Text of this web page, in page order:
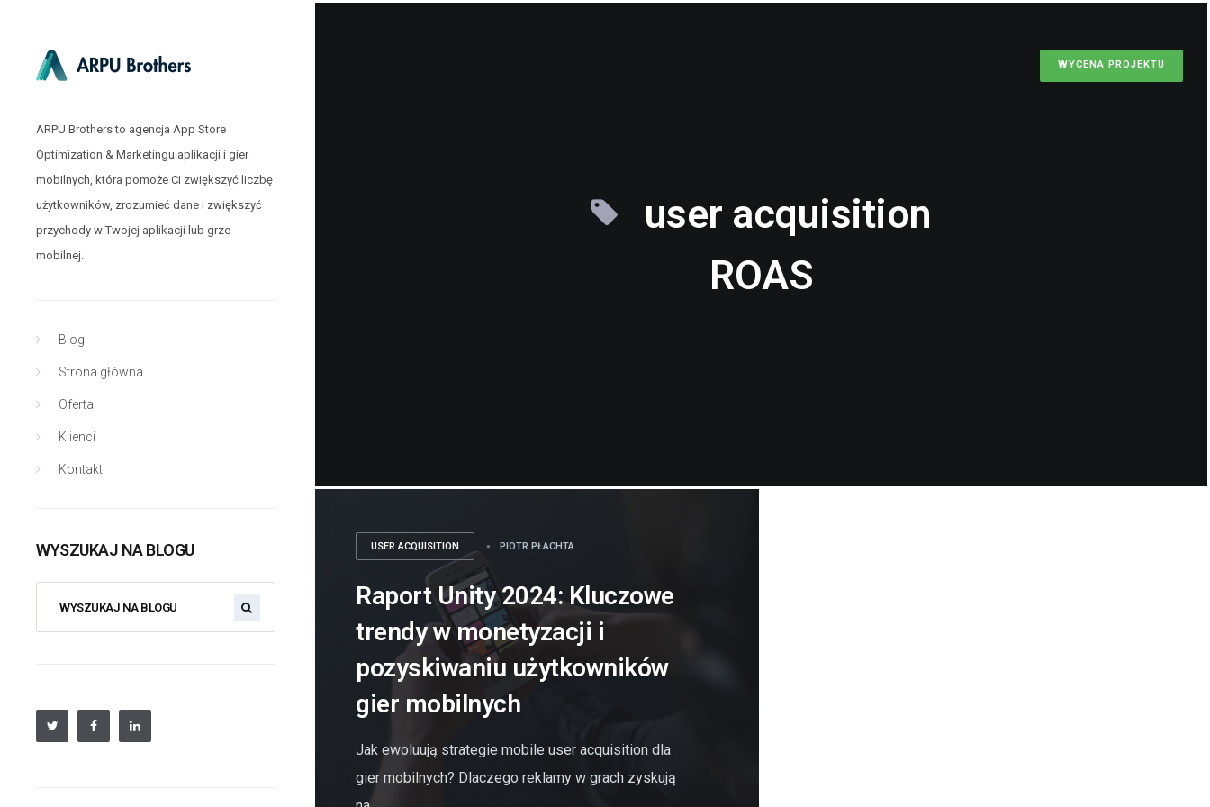
WYCENA PROJEKTU
ARPU Brothers to agencja App Store
Optimization & Marketingu aplikacji i gier
mobilnych, która pomoże Ci zwiększyć liczbę
użytkowników, zrozumieć dane i zwiększyć
przychody w Twojej aplikacji lub grze
mobilnej.
Blog
Strona główna
Oferta
Klienci
Kontakt
WYSZUKAJ NA BLOGU
user acquisition
ROAS
USER ACQUISITION PIOTR PŁACHTA
Raport Unity 2024: Kluczowe
trendy w monetyzacji i
pozyskiwaniu użytkowników
gier mobilnych
Jak ewoluują strategie mobile user acquisition dla
gier mobilnych? Dlaczego reklamy w grach zyskują